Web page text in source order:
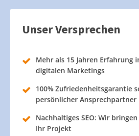
Unser Versprechen
Mehr als 15 Jahren Erfahrung
digitalen Marketings
100% Zufriedenheitsgarantie
persönlicher Ansprechpartner
Nachhaltiges SEO: Wir
Ihr Projekt